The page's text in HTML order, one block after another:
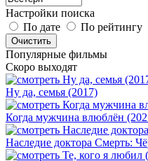
Настройки поиска
По дате
По рейтингу
Популярные фильмы
Скоро выходят
Ну да, семья (2017)
Когда мужчина влюблён
Наследие доктора Смерть: